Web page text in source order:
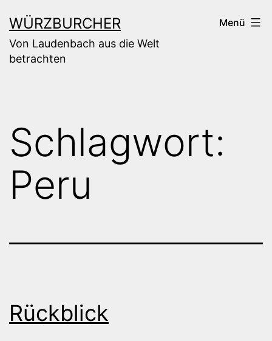
Inhalt
springen
WÜRZBURCHER
Von Laudenbach aus die Welt
betrachten
Menü
Schlagwort:
Peru
Rückblick